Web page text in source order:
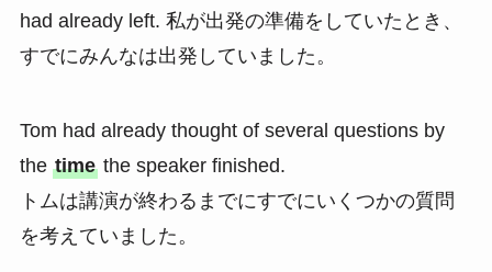
had already left. 私が出発の準備をしていたとき、
すでにみんなは出発していました。
Tom had already thought of several questions by
the timethe speaker finished.
トムは講演が終わるまでにすでにいくつかの質問
を考えていました。